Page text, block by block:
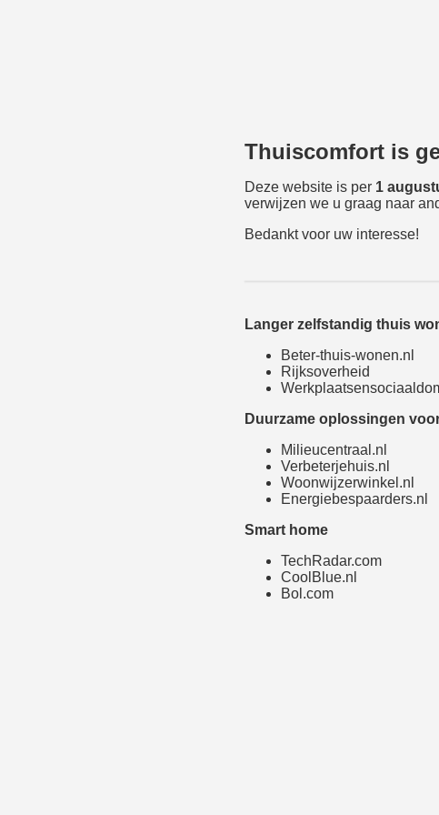
Thuiscomfort is
Deze website is per 1
verwijzen we u graag naar
Bedankt voor uw interesse!
Langer zelfstandig thuis
Beter-thuis-wonen.nl
Rijksoverheid
Duurzame oplossingen
Milieucentraal.nl
Verbeterjehuis.nl
Woonwijzerwinkel.nl
Energiebespaarders.nl
Smart home
TechRadar.com
CoolBlue.nl
Bol.com